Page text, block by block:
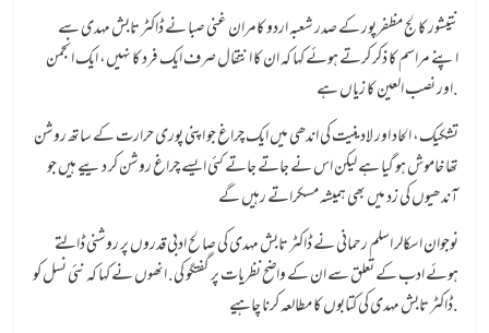
نتیشور کالج مظفرپور کے صدر شعبہ اردو کامران غنی صبا نے ڈاکٹر تابش مہدی سے
اپنے مراسم کا ذکر کرتے ہوئے کہا کہ ان کا انتقال صرف ایک فرد کا نہیں، ایک انجمن
اور نصب العین کا زیاں ہے.
تشکیک، الحاد اور لادینیت کی اندھی میں ایک چراغ جو اپنی پوری حرارت کے ساتھ روشن
تھا خاموش ہو گیا ہے لیکن اس نے جاتے جاتے کئی ایسے چراغ روشن کر دییے ہیں جو
آندھیوں کی زد میں بھی ہمیشہ مسکراتے رہیں گے
نوجوان اسکالر اسلم رحمانی نے ڈاکٹر تابش مہدی کی صالح ادبی قدروں پر روشنی ڈالتے
ہوئے ادب کے تعلق سے ان کے واضح نظریات پر گفتگو کی. انھوں نے کہا کہ نئی نسل کو
ڈاکٹر تابش مہدی کی کتابوں کا مطالعہ کرنا چاہیے.